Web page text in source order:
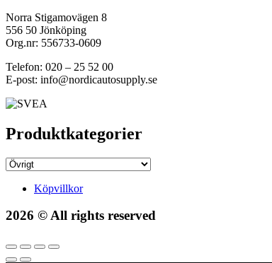
Norra Stigamovägen 8
556 50 Jönköping
Org.nr: 556733-0609
Telefon: 020 – 25 52 00
E-post: info@nordicautosupply.se
Produktkategorier
Köpvillkor
2026 © All rights reserved